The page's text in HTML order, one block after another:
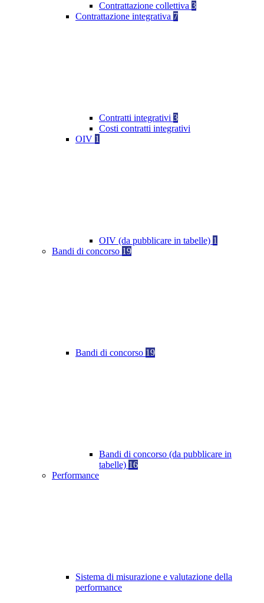
Contrattazione collettiva 3
Contrattazione integrativa 7
Contratti integrativi 3
Costi contratti integrativi
OIV 1
OIV (da pubblicare in tabelle) 1
Bandi di concorso 19
Bandi di concorso 19
Bandi di concorso (da pubblicare in
tabelle) 16
Performance
Sistema di misurazione e valutazione della
performance